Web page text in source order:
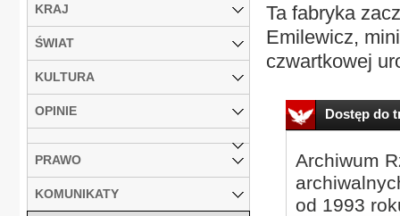
Ta fabryka
Emilewicz,
czwartkowej
Dostęp do
Archiwum
od 1993
KRAJ
ŚWIAT
KULTURA
OPINIE
PRAWO
KOMUNIKATY